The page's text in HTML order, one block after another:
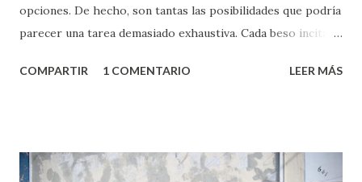
opciones. De hecho, son tantas las posibilidades que podría
parecer una tarea demasiado exhaustiva. Cada beso incita
partes de ti que jamás hubieras imaginado. El problema es
conoces ni la mitad de lo que deberías saber. Pero incluso
COMPARTIR 1 COMENTARIO LEER MÁS